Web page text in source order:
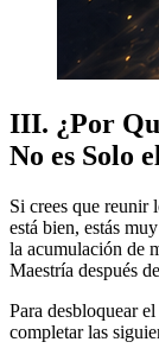
III. ¿Por
No es Solo
Si crees que reunir
está bien, estás
la acumulación de
Maestría después
Para desbloquear
completar las